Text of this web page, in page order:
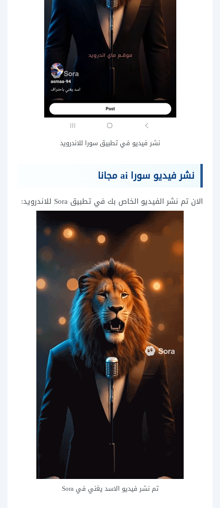
نشر فيديو في تطبيق سورا للاندرويد
نشر فيديو سورا ai مجانا
الان تم نشر الفيديو الخاص بك في تطبيق Sora للاندرويد:
تم نشر فيديو الاسد يغني في Sora